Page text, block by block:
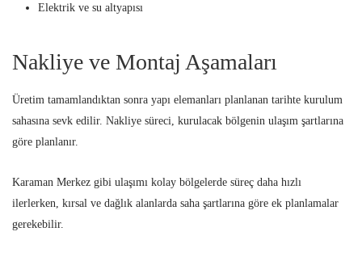
Elektrik ve su altyapısı
Nakliye ve Montaj Aşamaları
Üretim tamamlandıktan sonra yapı elemanları planlanan tarihte kurulum
sahasına sevk edilir. Nakliye süreci, kurulacak bölgenin ulaşım şartlarına
göre planlanır.
Karaman Merkez gibi ulaşımı kolay bölgelerde süreç daha hızlı
ilerlerken, kırsal ve dağlık alanlarda saha şartlarına göre ek planlamalar
gerekebilir.